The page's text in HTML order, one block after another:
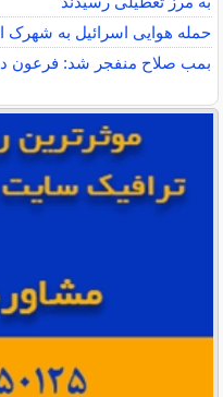
حمله هوایی اسرائیل به شهرک
بمب صلاح منفجر شد: فرعون